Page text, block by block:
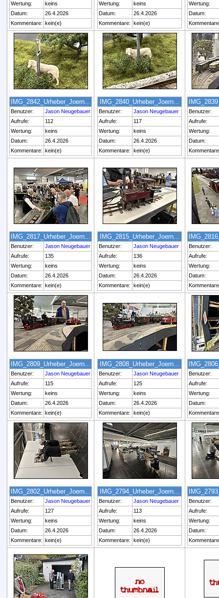
Wertung:
keins
Datum:
26.4.2026
Kommentare: kein(e)
Wertung:
keins
Datum:
26.4.2026
Kommentare: kein(e)
Wertung:
Datum:
IMG_2842_Urheber_Joern...
Benutzer:
Jason Neugebauer
Aufrufe:
112
Wertung:
keins
Datum:
26.4.2026
Kommentare: kein(e)
IMG_2840_Urheber_Joern...
Benutzer:
Jason Neugebauer
Aufrufe:
117
Wertung:
keins
Datum:
26.4.2026
Kommentare: kein(e)
Benutzer:
Aufrufe:
Wertung:
Datum:
IMG_2817_Urheber_Joern...
Benutzer:
Jason Neugebauer
Aufrufe:
135
Wertung:
keins
Datum:
26.4.2026
Kommentare: kein(e)
IMG_2815_Urheber_Joern...
Benutzer:
Jason Neugebauer
Aufrufe:
136
Wertung:
keins
Datum:
26.4.2026
Kommentare: kein(e)
Benutzer:
Aufrufe:
Wertung:
Datum:
IMG_2809_Urheber_Joern...
Benutzer:
Jason Neugebauer
Aufrufe:
115
Wertung:
keins
Datum:
26.4.2026
Kommentare: kein(e)
IMG_2808_Urheber_Joern...
Benutzer:
Jason Neugebauer
Aufrufe:
125
Wertung:
keins
Datum:
26.4.2026
Kommentare: kein(e)
Benutzer:
Aufrufe:
Wertung:
Datum:
IMG_2802_Urheber_Joern...
Benutzer:
Jason Neugebauer
Aufrufe:
127
Wertung:
keins
Datum:
26.4.2026
Kommentare: kein(e)
IMG_2794_Urheber_Joern...
Benutzer:
Jason Neugebauer
Aufrufe:
113
Wertung:
keins
Datum:
26.4.2026
Kommentare: kein(e)
Benutzer:
Aufrufe:
Wertung:
Datum: